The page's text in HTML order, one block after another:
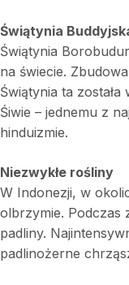
Świątynia
Świątynia
na świecie.
Świątynia ta
Śiwie – jednemu z
hinduizmie.
Niezwykłe rośliny
W Indonezji, w
olbrzymie. Podczas
padliny.
padlinożerne